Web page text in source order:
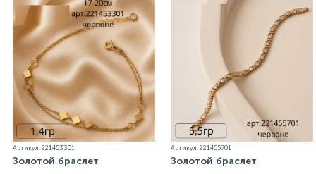
Артикул: 221453301
Золотой браслет
Артикул: 221455701
Золотой браслет